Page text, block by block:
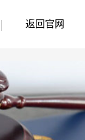
返回官网